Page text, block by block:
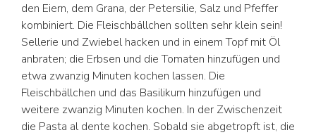
den Eiern, dem Grana, der Petersilie, Salz und Pfeffer
kombiniert. Die Fleischbällchen sollten sehr klein sein!
Sellerie und Zwiebel hacken und in einem Topf mit Öl
anbraten; die Erbsen und die Tomaten hinzufügen und
etwa zwanzig Minuten kochen lassen. Die
Fleischbällchen und das Basilikum hinzufügen und
weitere zwanzig Minuten kochen. In der Zwischenzeit
die Pasta al dente kochen. Sobald sie abgetropft ist, die